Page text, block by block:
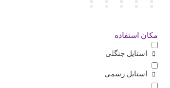
مکان استفاده
استایل جنگلی
استایل رسمی